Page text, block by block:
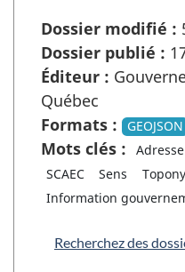
Dossier modifié :
Dossier publié :
Éditeur :
Québec
Formats :
GEOJSON
Mots clés : Adresse
SCAEC
Sens
Information
Recherchez des